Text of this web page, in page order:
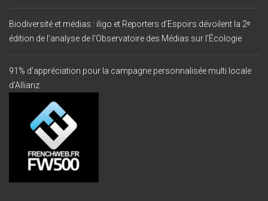
Biodiversité et médias : iligo et Reporters d’Espoirs dévoilent la 2ᵉ
édition de l’analyse de l’Observatoire des Médias sur l’Écologie
91% d’appréciation pour la campagne personnalisée multi locale
d’Allianz